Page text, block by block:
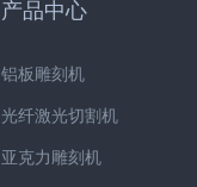
产品中心
铝板雕刻机
光纤激光切割机
亚克力雕刻机